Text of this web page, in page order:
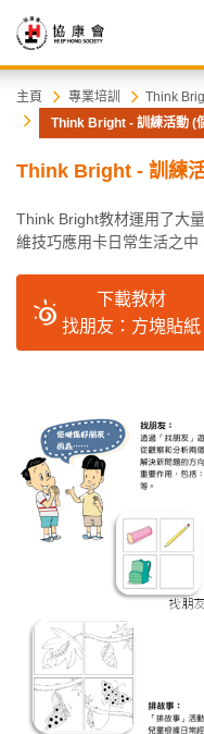
協
康
會
主頁 專業培訓
Think
Think Bright - 訓練活動 (
Think Bright - 訓練
Think Bright教材運用了大
維技巧應用卡日常生活之中
下載教材
找朋友：方塊貼紙